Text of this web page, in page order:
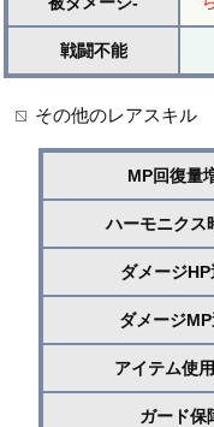
戦闘不能
その他のレアスキル
MP回復量
ハーモニクス
ダメージHP
ダメージ
アイテム使
ガード保